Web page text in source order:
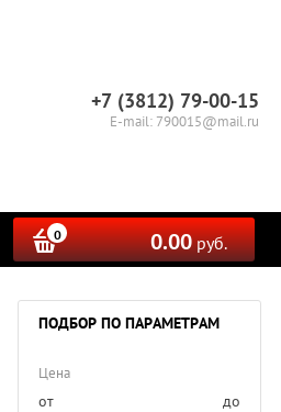
+7 (3812) 79-00-15
E-mail: 790015@mail.ru
0 0.00руб.
ПОДБОР ПО ПАРАМЕТРАМ
Цена
от до